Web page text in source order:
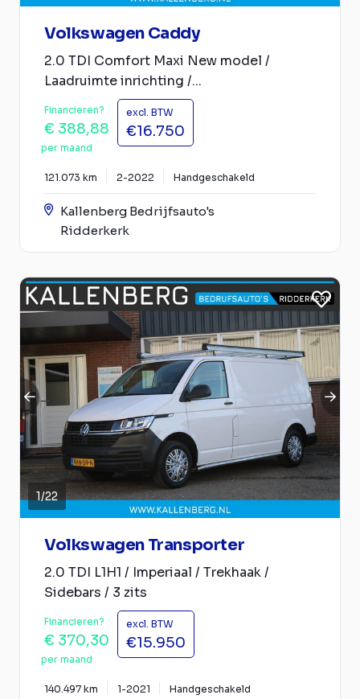
Volkswagen Caddy
2.0 TDI Comfort Maxi New model /
Laadruimte inrichting /...
Financieren?
€ 388,88
per maand
excl. BTW
€16.750
121.073 km 2-2022 Handgeschakeld
Kallenberg Bedrijfsauto's
Ridderkerk
1/22
Volkswagen Transporter
2.0 TDI L1H1 / Imperiaal / Trekhaak /
Sidebars / 3 zits
Financieren?
€ 370,30
per maand
excl. BTW
€15.950
140.497 km 1-2021 Handgeschakeld